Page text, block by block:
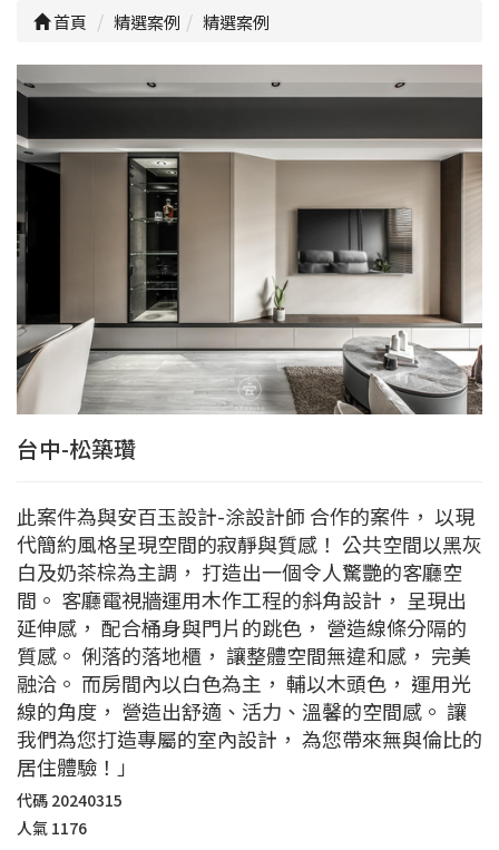
首頁 精選案例 精選案例
台中-松築瓚
此案件為與安百玉設計-涂設計師 合作的案件， 以現
代簡約風格呈現空間的寂靜與質感！ 公共空間以黑灰
白及奶茶棕為主調， 打造出一個令人驚艷的客廳空
間。 客廳電視牆運用木作工程的斜角設計， 呈現出
延伸感， 配合桶身與門片的跳色， 營造線條分隔的
質感。 俐落的落地櫃， 讓整體空間無違和感， 完美
融洽。 而房間內以白色為主， 輔以木頭色， 運用光
線的角度， 營造出舒適、活力、溫馨的空間感。 讓
我們為您打造專屬的室內設計， 為您帶來無與倫比的
居住體驗！」
代碼 20240315
人氣 1176